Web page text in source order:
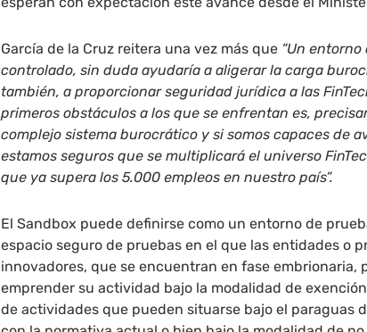
García de la Cruz reitera una vez más que “Un
controlado, sin duda ayudaría a aligerar la carga
también, a proporcionar seguridad jurídica a las
primeros obstáculos a los que se enfrentan es,
complejo sistema burocrático y si somos capaces de
estamos seguros que se multiplicará el universo
que ya supera los 5.000 empleos en nuestro país”.
El Sandbox puede definirse como un entorno de
espacio seguro de pruebas en el que las entidades o
innovadores, que se encuentran en fase embrionaria,
emprender su actividad bajo la modalidad de
de actividades que pueden situarse bajo el paraguas